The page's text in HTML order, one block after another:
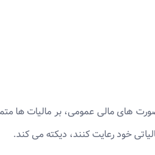
های مالی عمومی، بر مالیات ها
خود رعایت کنند، دیکته می کند.